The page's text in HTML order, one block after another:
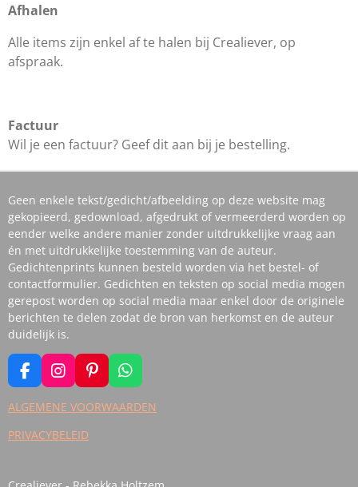
Afhalen
Alle items zijn enkel af te halen bij Crealiever, op
afspraak.
Factuur
Wil je een factuur? Geef dit aan bij je bestelling.
Geen enkele tekst/gedicht/afbeelding op deze website mag
gekopieerd, gedownload, afgedrukt of vermeerderd worden op
eender welke andere manier zonder uitdrukkelijke vraag aan
én met uitdrukkelijke toestemming van de auteur.
Gedichtenprints kunnen besteld worden via het bestel- of
contactformulier. Gedichten en teksten op social media mogen
gerepost worden op social media maar enkel door de originele
berichten te delen zodat de bron van herkomst en de auteur
duidelijk is.
F
A
C
B
K
I
N
S
A
A
P
I
N
S
W
H
A
P
ALGEMENE VOORWAARDEN
PRIVACYBELEID